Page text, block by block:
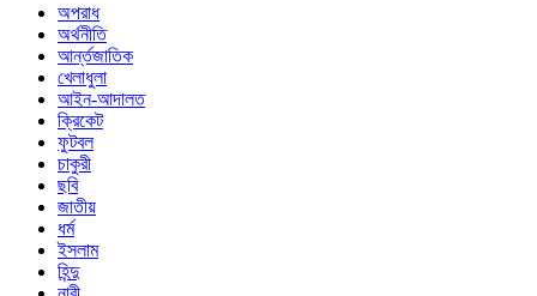
অপরাধ
অর্থনীতি
আর্ন্তজাতিক
খেলাধুলা
আইন-আদালত
ক্রিকেট
ফুটবল
চাকুরী
ছবি
জাতীয়
ধর্ম
ইসলাম
হিন্দু